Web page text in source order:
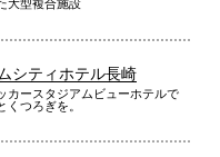
大型複合施設
シティホテル長崎
カースタジアムビューホテルで
くつろぎを。